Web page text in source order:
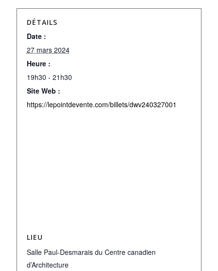
DÉTAILS
Date :
27 mars 2024
Heure :
19h30 - 21h30
Site Web :
https://lepointdevente.com/billets/dwv240327001
LIEU
Salle Paul-Desmarais du Centre canadien
d’Architecture